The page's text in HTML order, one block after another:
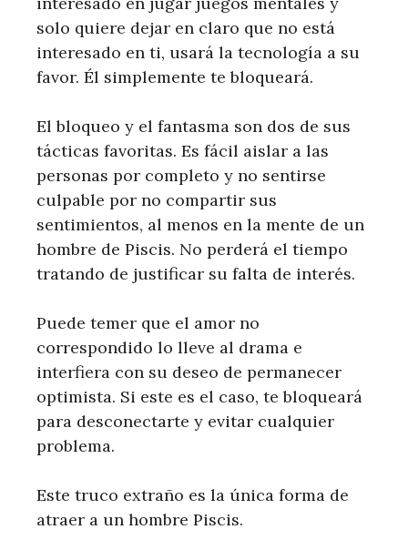
solo quiere dejar en claro que no está
interesado en ti, usará la tecnología a su
favor. Él simplemente te bloqueará.
El bloqueo y el fantasma son dos de sus
tácticas favoritas. Es fácil aislar a las
personas por completo y no sentirse
culpable por no compartir sus
sentimientos, al menos en la mente de un
hombre de Piscis. No perderá el tiempo
tratando de justificar su falta de interés.
Puede temer que el amor no
correspondido lo lleve al drama e
interfiera con su deseo de permanecer
optimista. Si este es el caso, te bloqueará
para desconectarte y evitar cualquier
problema.
Este truco extraño es la única forma de
atraer a un hombre Piscis.